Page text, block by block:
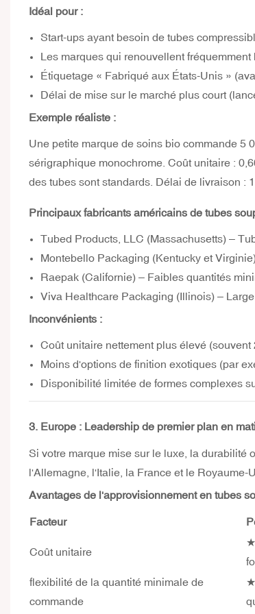
Idéal pour :
Start-ups ayant besoin de tubes
Les marques qui renouvellent
Étiquetage « Fabriqué aux États-Unis »
Délai de mise sur le marché plus court
Exemple réaliste :
Une petite marque de soins bio commande 5
sérigraphique monochrome. Coût unitaire :
des tubes sont standards. Délai de livraison :
Principaux fabricants américains de tubes
Tubed Products, LLC (Massachusetts) –
Montebello Packaging (Kentucky et
Raepak (Californie) – Faibles quantités
Viva Healthcare Packaging (Illinois) –
Inconvénients :
Coût unitaire nettement plus élevé
Moins d'options de finition exotiques (par
Disponibilité limitée de formes complexes
3. Europe : Leadership de premier plan en
Si votre marque mise sur le luxe, la
l'Allemagne, l'Italie, la France et le
Avantages de l'approvisionnement en tubes
Facteur
Coût unitaire
flexibilité de la quantité minimale de
commande